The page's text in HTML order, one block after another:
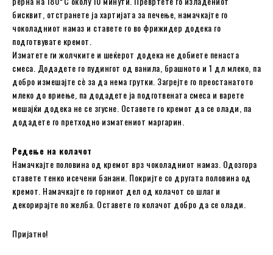
бисквит, отстранете ја хартијата за печење, намачкајте го
чоколадниот намаз и ставете го во фрижидер додека го
подготвувате кремот.
Изматете ги жолчките и шеќерот додека не добиете пенаста
смеса. Додадете го пудингот од ванила, брашното и 1 дл млеко, па
добро измешајте сè за да нема грутки. Загрејте го преостанатото
млеко до вриење, па додадете ја подготвената смеса и варете
мешајќи додека не се згусне. Оставете го кремот да се олади, па
додадете го претходно изматениот маргарин.
Редење на колачот
Намачкајте половина од кремот врз чоколадниот намаз. Одозгора
ставете тенко исечени банани. Покријте со другата половина од
кремот. Намачкајте го горниот дел од колачот со шлаг и
декорирајте по желба. Оставете го колачот добро да се олади.
Пријатно!